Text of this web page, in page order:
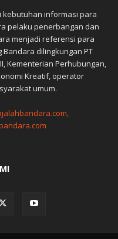
kebutuhan informasi para
pelaku penerbangan dan
menjadi referensi para
dilingkungan PT
Kementerian Perhubungan,
Kreatif, operator
umum.